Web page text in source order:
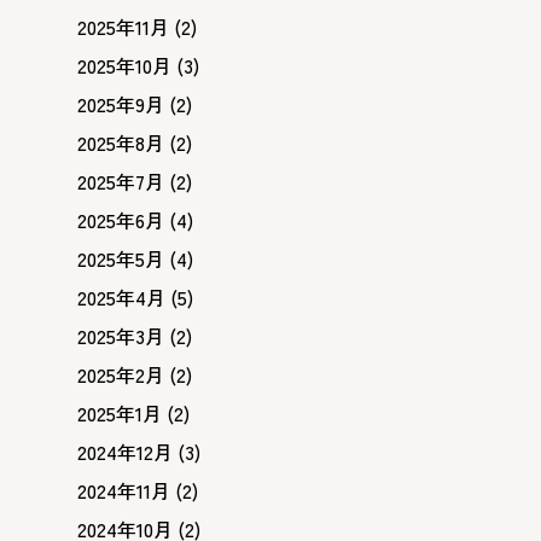
2025年11月 (2)
2025年10月 (3)
2025年9月 (2)
2025年8月 (2)
2025年7月 (2)
2025年6月 (4)
2025年5月 (4)
2025年4月 (5)
2025年3月 (2)
2025年2月 (2)
2025年1月 (2)
2024年12月 (3)
2024年11月 (2)
2024年10月 (2)